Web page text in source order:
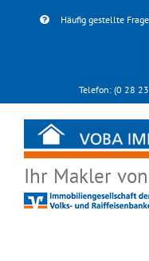
Häufig gestellte
Telefon: (0 28
Ihr Makler